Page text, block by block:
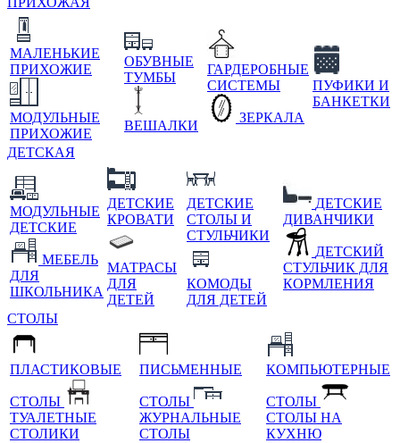
МАЛЕНЬКИЕ
ПРИХОЖИЕ
МОДУЛЬНЫЕ
ПРИХОЖИЕ
ОБУВНЫЕ
ТУМБЫ
ВЕШАЛКИ
ГАРДЕРОБНЫЕ
СИСТЕМЫ
ЗЕРКАЛА
ПУФИКИ И
БАНКЕТКИ
ДЕТСКАЯ
МОДУЛЬНЫЕ
ДЕТСКИЕ
МЕБЕЛЬ
ДЛЯ
ШКОЛЬНИКА
ДЕТСКИЕ
КРОВАТИ
МАТРАСЫ
ДЛЯ
ДЕТЕЙ
ДЕТСКИЕ
СТОЛЫ И
СТУЛЬЧИКИ
КОМОДЫ
ДЛЯ ДЕТЕЙ
ДЕТСКИЕ
ДИВАНЧИКИ
ДЕТСКИЙ
СТУЛЬЧИК ДЛЯ
КОРМЛЕНИЯ
СТОЛЫ
ПЛАСТИКОВЫЕ
СТОЛЫ
ТУАЛЕТНЫЕ
СТОЛИКИ
ПИСЬМЕННЫЕ
СТОЛЫ
ЖУРНАЛЬНЫЕ
СТОЛЫ
КОМПЬЮТЕРНЫЕ
СТОЛЫ
СТОЛЫ НА
КУХНЮ